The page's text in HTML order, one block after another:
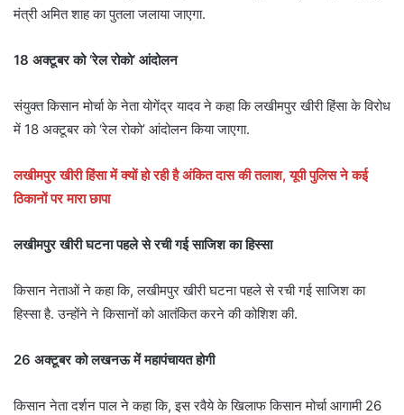
मंत्री अमित शाह का पुतला जलाया जाएगा.
18 अक्टूबर को ‘रेल रोको’ आंदोलन
संयुक्त किसान मोर्चा के नेता योगेंद्र यादव ने कहा कि लखीमपुर खीरी हिंसा के विरोध
में 18 अक्टूबर को ‘रेल रोको’ आंदोलन किया जाएगा.
लखीमपुर खीरी हिंसा में क्यों हो रही है अंकित दास की तलाश, यूपी पुलिस ने कई
ठिकानों पर मारा छापा
लखीमपुर खीरी घटना पहले से रची गई साजिश का हिस्सा
किसान नेताओं ने कहा कि, लखीमपुर खीरी घटना पहले से रची गई साजिश का
हिस्सा है. उन्होंने ने किसानों को आतंकित करने की कोशिश की.
26 अक्टूबर को लखनऊ में महापंचायत होगी
किसान नेता दर्शन पाल ने कहा कि, इस रवैये के खिलाफ किसान मोर्चा आगामी 26